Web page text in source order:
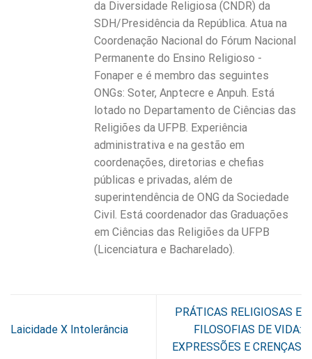
da Diversidade Religiosa (CNDR) da
SDH/Presidência da República. Atua na
Coordenação Nacional do Fórum Nacional
Permanente do Ensino Religioso -
Fonaper e é membro das seguintes
ONGs: Soter, Anptecre e Anpuh. Está
lotado no Departamento de Ciências das
Religiões da UFPB. Experiência
administrativa e na gestão em
coordenações, diretorias e chefias
públicas e privadas, além de
superintendência de ONG da Sociedade
Civil. Está coordenador das Graduações
em Ciências das Religiões da UFPB
(Licenciatura e Bacharelado).
Laicidade X Intolerância
PRÁTICAS RELIGIOSAS E
FILOSOFIAS DE VIDA:
EXPRESSÕES E CRENÇAS